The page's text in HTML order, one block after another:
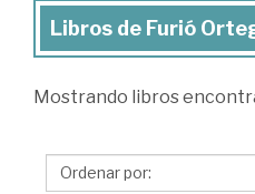
Libros
Furió
Dolores
Libros de Furió
Mostrando libros